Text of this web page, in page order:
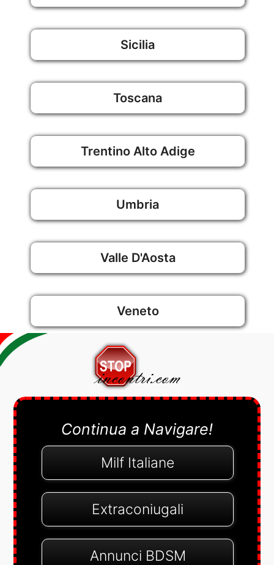
Sicilia
Toscana
Trentino Alto Adige
Umbria
Valle D'Aosta
Veneto
Continua a Navigare!
Milf Italiane
Extraconiugali
Annunci BDSM